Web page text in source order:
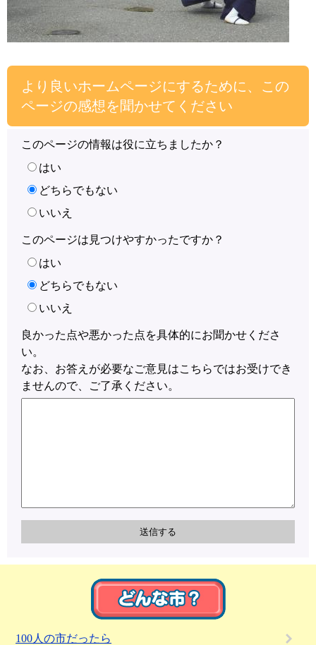
より良いホームページにするために、この
ページの感想を聞かせてください
このページの情報は役に立ちましたか？
はい
どちらでもない
いいえ
このページは見つけやすかったですか？
はい
どちらでもない
いいえ
良かった点や悪かった点を具体的にお聞かせくださ
い。
なお、お答えが必要なご意見はこちらではお受けでき
ませんので、ご了承ください。
100人の市だったら